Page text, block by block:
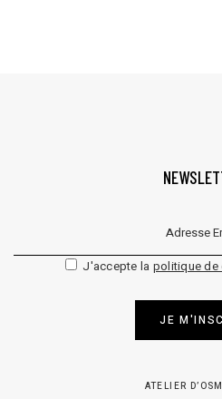
Veuillez laisser ce champ vide.
J'accepte la politique
JE
ATELIER